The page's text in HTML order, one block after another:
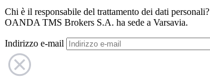
Chi è il responsabile del trattamento dei dati personali?
OANDA TMS Brokers S.A. ha sede a Varsavia.
Indirizzo e-mail